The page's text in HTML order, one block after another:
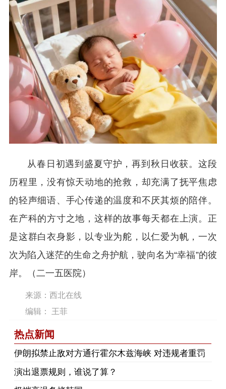
从春日初遇到盛夏守护，再到秋日收获。这段
历程里，没有惊天动地的抢救，却充满了抚平焦虑
的轻声细语、手心传递的温度和不厌其烦的陪伴。
在产科的方寸之地，这样的故事每天都在上演。正
是这群白衣身影，以专业为舵，以仁爱为帆，一次
次为陷入迷茫的生命之舟护航，驶向名为“幸福”的彼
岸。（二一五医院）
来源：西北在线
编辑： 王菲
热点新闻
伊朗拟禁止敌对方通行霍尔木兹海峡 对违规者重罚
演出退票规则，谁说了算？